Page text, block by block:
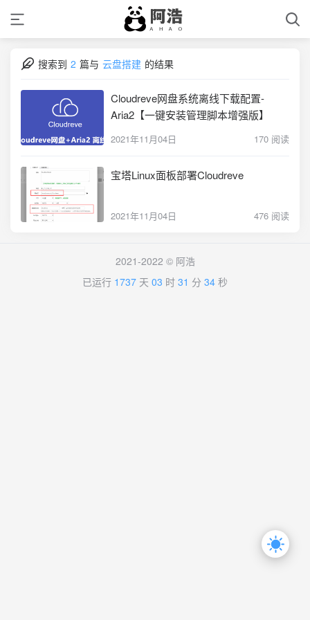
搜索到 2 篇与 云盘搭建 的结果
Cloudreve网盘系统离线下载配置-
Aria2【一键安装管理脚本增强版】
2021年11月04日 170 阅读
宝塔Linux面板部署Cloudreve
2021年11月04日 476 阅读
2021-2022 © 阿浩
已运行 1737 天 03 时 31 分 34 秒